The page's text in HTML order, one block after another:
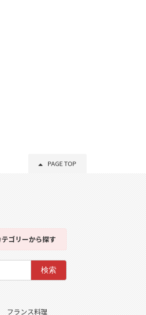
PAGE TOP
テゴリーから探す
検索
フランス料理